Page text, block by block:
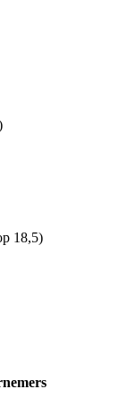
18,5)